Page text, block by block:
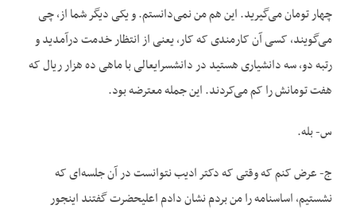
چهار تومان می‌گیرید. این هم من نمی‌دانستم. و یکی دیگر شما از، چی
می‌گویند، کسی آن کارمندی که کار، یعنی از انتظار خدمت درآمدید و
رتبه دو، سه دانشیاری هستید در دانشسرایعالی با ماهی ده هزار ریال که
هفت تومانش را کم می‌کردند. این جمله معترضه بود.
س- بله.
ج- عرض کنم که وقتی که دکتر ادیب نتوانست در آن جلسه‌ای که
نشستیم، اساسنامه را من بردم نشان دادم اعلیحضرت گفتند اینجور